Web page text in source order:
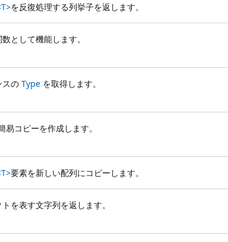
を反復処理する列挙子を返します。
として機能します。
スの Type を取得します。
易コピーを作成します。
要素を新しい配列にコピーします。
を表す文字列を返します。